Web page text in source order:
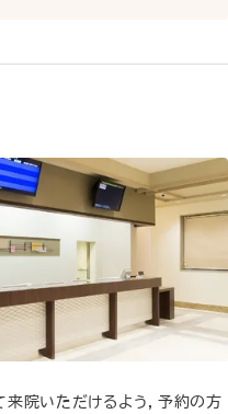
院いただけるよう，予約の方